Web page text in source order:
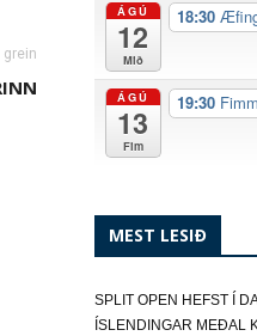
ÁGÚ
12
Mið
18:30
ÁGÚ
13
Fim
19:30
MEST LESIÐ
SPLIT OPEN HEFST Í
ÍSLENDINGAR MEÐAL